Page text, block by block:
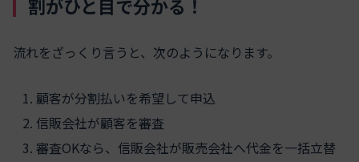
割がひと目で分かる！
流れをざっくり言うと、次のようになります。
顧客が分割払いを希望して申込
信販会社が顧客を審査
審査OKなら、信販会社が販売会社へ代金を一括立替